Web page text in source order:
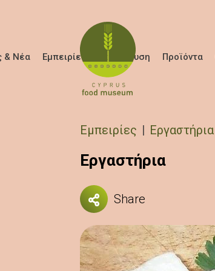
& Νέα Εμπειρίες Εκπαίδευση Προϊόντα
Breadcrumb
Εμπειρίες Εργαστήρια
Εργαστήρια
Share